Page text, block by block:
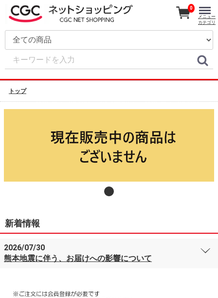
0
メニュー
カテゴリ
トップ
新着情報
2026/07/30
熊本地震に伴う、お届けへの影響について